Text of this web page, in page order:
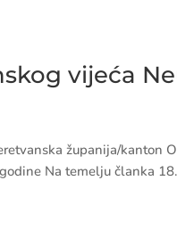
vijeća
županija/kanton
Na temelju članka